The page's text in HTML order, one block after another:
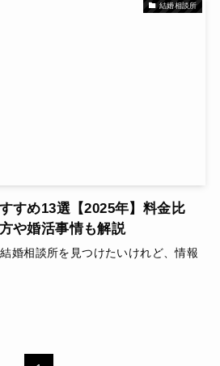
結婚相談所
すめ13選【2025年】料金比
や婚活事情も解説
婚相談所を見つけたいけれど、情報